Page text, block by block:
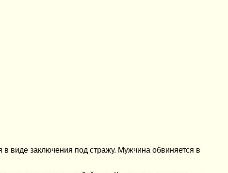
виде заключения под стражу. Мужчина обвиняется в